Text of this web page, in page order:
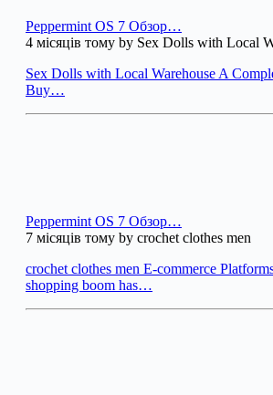
Peppermint OS 7 Обзор…
4 місяців тому by Sex Dolls with Local
Sex Dolls with Local Warehouse A
Buy…
Peppermint OS 7 Обзор…
7 місяців тому by crochet clothes men
crochet clothes men E-commerce
shopping boom has…